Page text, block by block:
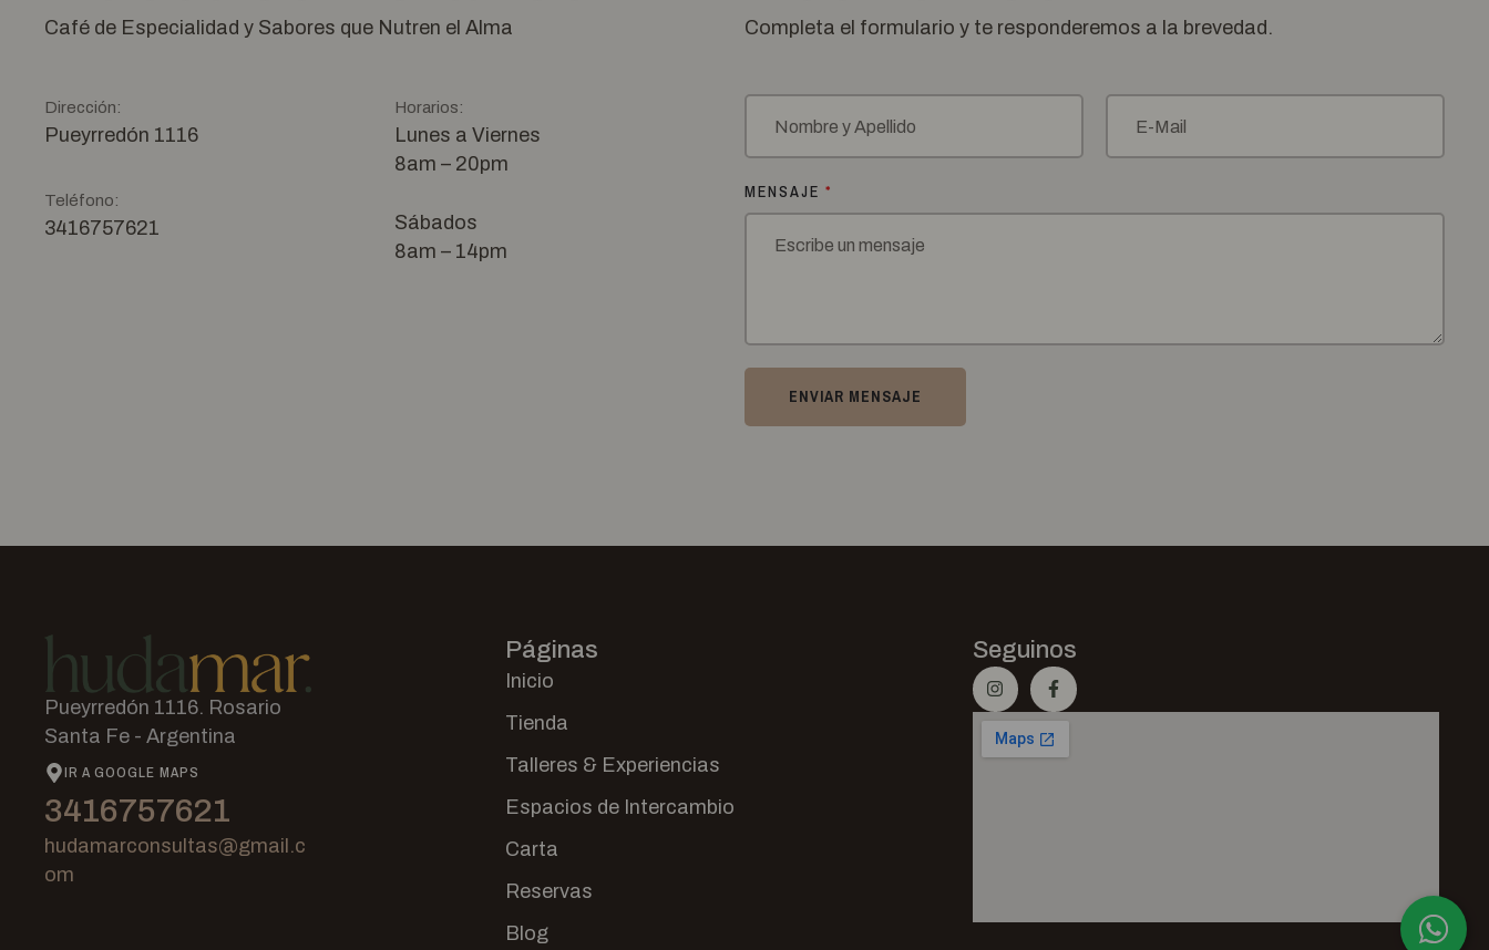
Café de Especialidad y Sabores que Nutren el Alma
Dirección:
Pueyrredón 1116
Teléfono:
3416757621
Horarios:
Lunes a Viernes
8am – 20pm
Sábados
8am – 14pm
Completa el formulario y te responderemos a la brevedad.
MENSAJE *
ENVIAR MENSAJE
Pueyrredón 1116. Rosario
Santa Fe - Argentina
IR A GOOGLE MAPS
3416757621
hudamarconsultas@gmail.c
om
Páginas
Inicio
Tienda
Talleres & Experiencias
Espacios de Intercambio
Carta
Reservas
Blog
Seguinos